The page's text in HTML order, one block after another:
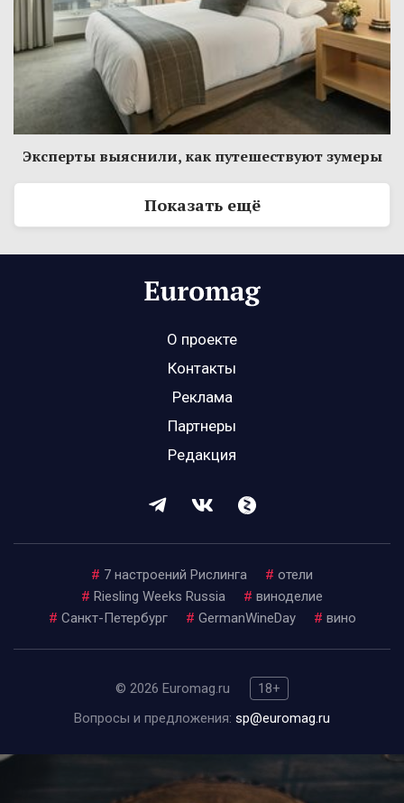
Эксперты выяснили, как путешествуют зумеры
Показать ещё
О проекте
Контакты
Реклама
Партнеры
Редакция
# 7 настроений Рислинга # отели
# Riesling Weeks Russia # виноделие
# Санкт-Петербург # GermanWineDay # вино
© 2026 Euromag.ru
18+
Вопросы и предложения: sp@euromag.ru